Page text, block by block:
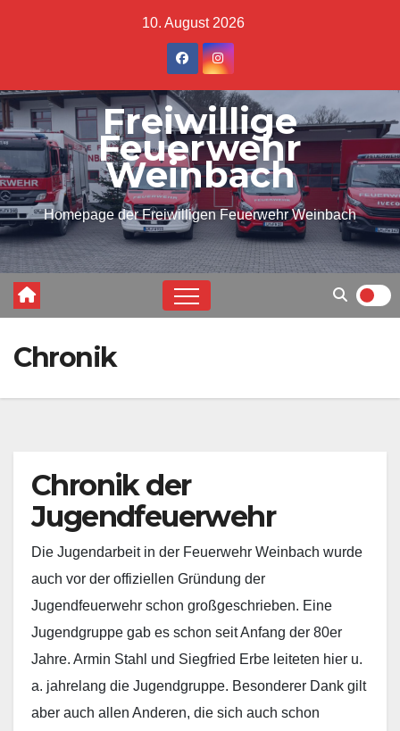
10. August 2026
Freiwillige
Feuerwehr
Weinbach
Homepage der Freiwilligen Feuerwehr Weinbach
Chronik
Chronik der
Jugendfeuerwehr
Die Jugendarbeit in der Feuerwehr Weinbach wurde
auch vor der offiziellen Gründung der
Jugendfeuerwehr schon großgeschrieben. Eine
Jugendgruppe gab es schon seit Anfang der 80er
Jahre. Armin Stahl und Siegfried Erbe leiteten hier u.
a. jahrelang die Jugendgruppe. Besonderer Dank gilt
aber auch allen Anderen, die sich auch schon